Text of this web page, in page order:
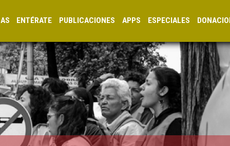
ENTÉRATE PUBLICACIONES APPS ESPECIALES